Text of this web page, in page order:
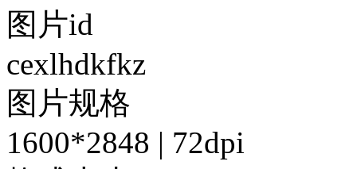
图片id
cexlhdkfkz
图片规格
1600*2848 | 72dpi